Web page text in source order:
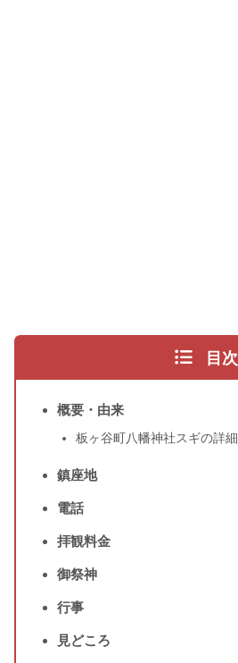
目次
概要・由来
板ヶ谷町八幡神社スギの詳細
鎮座地
電話
拝観料金
御祭神
行事
見どころ